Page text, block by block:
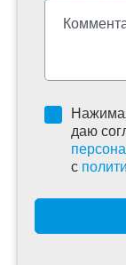
даю
c